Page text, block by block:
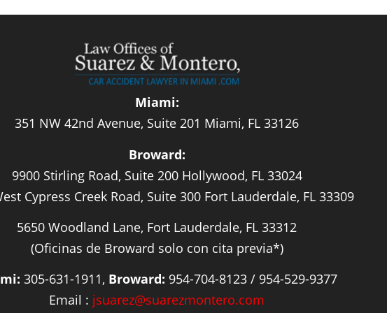
Miami:
351 NW 42nd Avenue, Suite 201 Miami, FL 33126
Broward:
9900 Stirling Road, Suite 200 Hollywood, FL 33024
Cypress Creek Road, Suite 300 Fort Lauderdale, FL 33309
5650 Woodland Lane, Fort Lauderdale, FL 33312
(Oficinas de Broward solo con cita previa*)
305-631-1911, Broward: 954-704-8123 / 954-529-9377
Email : jsuarez@suarezmontero.com